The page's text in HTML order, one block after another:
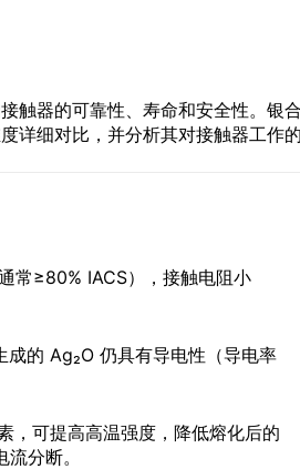
触器的可靠性、寿命和安全性。
详细对比，并分析其对接触器工作的
常≥80% IACS），接触电阻小
的 Ag₂O 仍具有导电性（导电率
，可提高高温强度，降低熔化后的
分断。